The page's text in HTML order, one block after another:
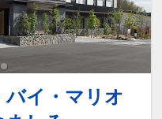
イ・マリオ